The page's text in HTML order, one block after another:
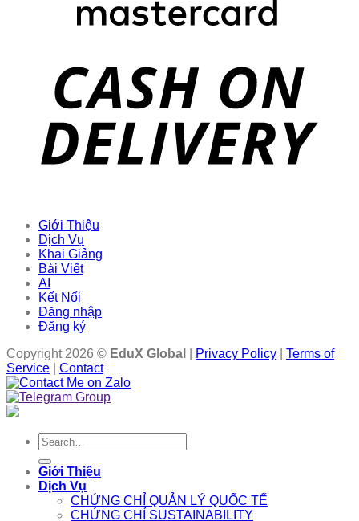
Giới Thiệu
Dịch Vụ
Khai Giảng
Bài Viết
AI
Kết Nối
Đăng nhập
Đăng ký
Copyright 2026 © EduX Global Privacy Policy
Terms of
Service
Contact
Search
for:
Giới Thiệu
Dịch Vụ
CHỨNG CHỈ QUẢN LÝ QUỐC TẾ
CHỨNG CHỈ SUSTAINABILITY